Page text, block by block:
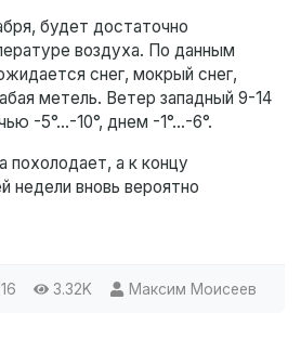
будет достаточно
воздуха. По данным
снег, мокрый снег,
метель. Ветер западный 9-14
-5°…-10°, днем -1°…-6°.
похолодает, а к концу
недели вновь вероятно
3.32K Максим Моисеев